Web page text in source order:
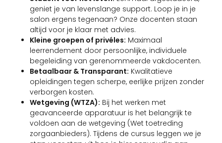
geniet je van levenslange support. Loop je in je
salon ergens tegenaan? Onze docenten staan
altijd voor je klaar met advies.
Kleine groepen of privéles: Maximaal
leerrendement door persoonlijke, individuele
begeleiding van gerenommeerde vakdocenten.
Betaalbaar & Transparant: Kwalitatieve
opleidingen tegen scherpe, eerlijke prijzen zonder
verborgen kosten.
Wetgeving (WTZA): Bij het werken met
geavanceerde apparatuur is het belangrijk te
voldoen aan de wetgeving (Wet toetreding
zorgaanbieders). Tijdens de cursus leggen we je